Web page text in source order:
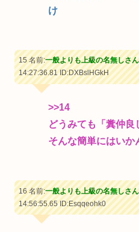
け
15 名前:一般よりも上級の名無しさん
14:27:36.81ID:DXBslHGkH
>>14
どうみても「糞仲良
そんな簡単にはいか
16 名前:一般よりも上級の名無しさん
14:56:55.65ID:Esqqeohk0